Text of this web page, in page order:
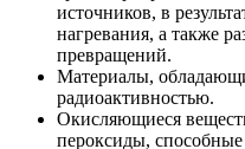
источников, в
нагревания, а также
превращений.
Материалы,
радиоактивностью.
Окисляющиеся
пероксиды,